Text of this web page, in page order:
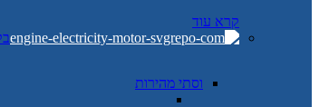
קרא עוד
וסתי מהירות